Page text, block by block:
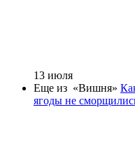
13 июля
Еще из «Вишня»
ягоды не